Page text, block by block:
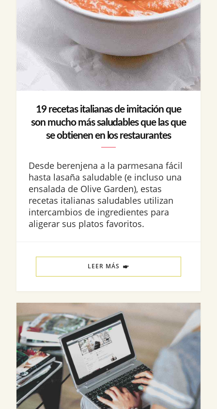
19 recetas italianas de imitación que
son mucho más saludables que las que
se obtienen en los restaurantes
Desde berenjena a la parmesana fácil
hasta lasaña saludable (e incluso una
ensalada de Olive Garden), estas
recetas italianas saludables utilizan
intercambios de ingredientes para
aligerar sus platos favoritos.
LEER MÁS